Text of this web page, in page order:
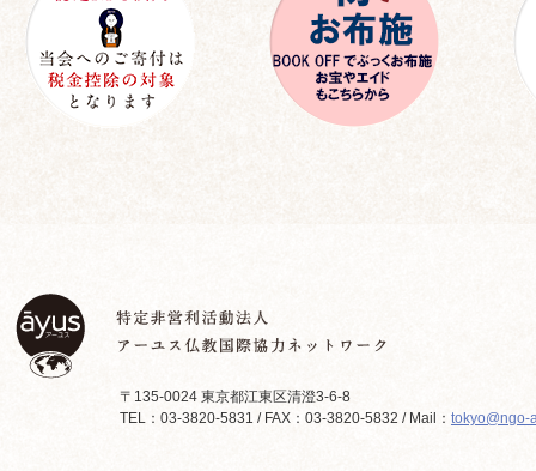
〒135-0024 東京都江東区清澄3-6-8
TEL：03-3820-5831 / FAX：03-3820-5832 / Mail： tokyo@ngo-